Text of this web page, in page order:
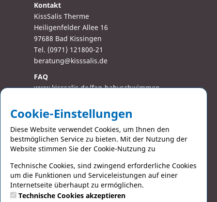
Kontakt
KissSalis Therme
Heiligenfelder Allee 16
97688 Bad Kissingen
Tel. (0971) 121800-21
beratung@kisssalis.de
FAQ
www.kisssalis.de/faq-babyschwimmen
AGB
Datenschutz
Barrierefreiheit
Impressum
Social Media
Facebook
Cookie-Einstellungen
Diese Website verwendet Cookies, um Ihnen den
bestmöglichen Service zu bieten. Mit der Nutzung der
Website stimmen Sie der Cookie-Nutzung zu
Technische Cookies, sind zwingend erforderliche Cookies
um die Funktionen und Serviceleistungen auf einer
Internetseite überhaupt zu ermöglichen.
Technische Cookies akzeptieren